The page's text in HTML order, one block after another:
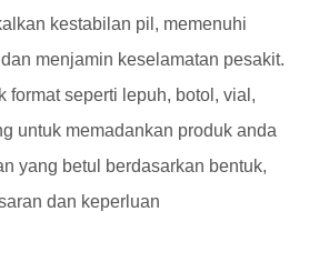
kestabilan pil, memenuhi
menjamin keselamatan pesakit.
format seperti lepuh, botol, vial,
untuk memadankan produk anda
yang betul berdasarkan bentuk,
dan keperluan